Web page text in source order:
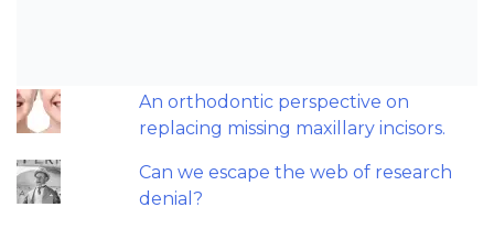
An orthodontic perspective on
replacing missing maxillary incisors.
Can we escape the web of research
denial?